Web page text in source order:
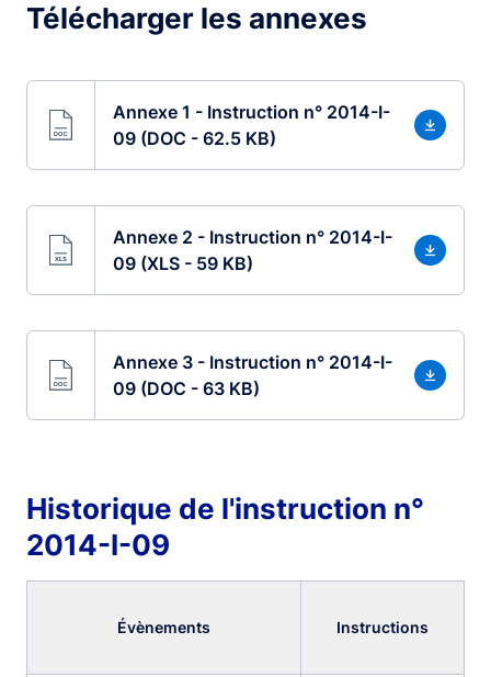
Télécharger les annexes
Annexe 1 - Instruction n° 2014-I-
09 (DOC - 62.5 KB)
Annexe 2 - Instruction n° 2014-I-
09 (XLS - 59 KB)
Annexe 3 - Instruction n° 2014-I-
09 (DOC - 63 KB)
Historique de l'instruction n°
2014-I-09
Évènements Instructions